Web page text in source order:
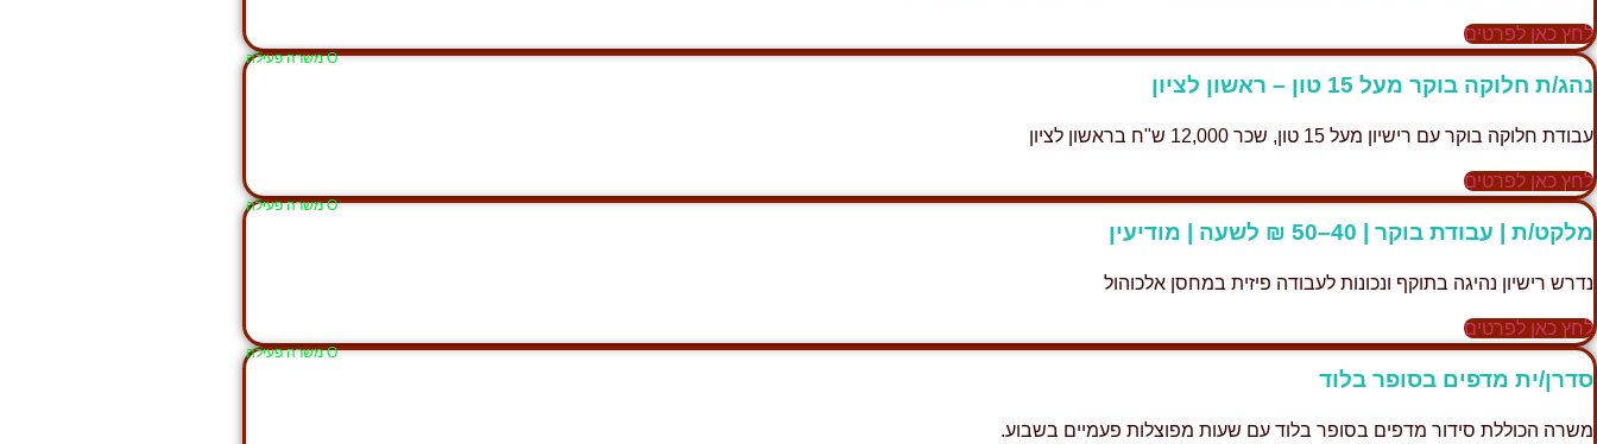
לחץ כאן לפרטים
Ο משרה פעילה
נהג/ת חלוקה בוקר מעל 15 טון – ראשון לציון
עבודת חלוקה בוקר עם רישיון מעל 15 טון, שכר 12,000 ש"ח בראשון לציון
לחץ כאן לפרטים
Ο משרה פעילה
מלקט/ת | עבודת בוקר | 40–50 ₪ לשעה | מודיעין
נדרש רישיון נהיגה בתוקף ונכונות לעבודה פיזית במחסן אלכוהול
לחץ כאן לפרטים
Ο משרה פעילה
סדרן/ית מדפים בסופר בלוד
משרה הכוללת סידור מדפים בסופר בלוד עם שעות מפוצלות פעמיים בשבוע.